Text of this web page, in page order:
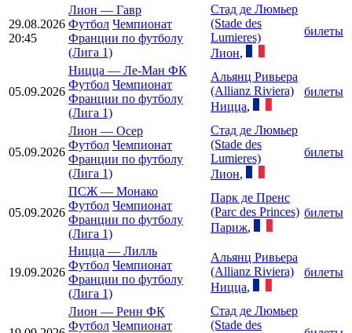
29.08.2026
20:45
Лион — Гавр
Футбол Чемпионат
Франции по футболу
(Лига 1)
Стад де Люмьер
(Stade des
Lumieres)
Лион,
билеты
05.09.2026
Ницца — Ле-Ман ФК
Футбол Чемпионат
Франции по футболу
(Лига 1)
Альянц Ривьера
(Allianz Riviera)
Ницца,
билеты
05.09.2026
Лион — Осер
Футбол Чемпионат
Франции по футболу
(Лига 1)
Стад де Люмьер
(Stade des
Lumieres)
Лион,
билеты
05.09.2026
ПСЖ — Монако
Футбол Чемпионат
Франции по футболу
(Лига 1)
Парк де Пренс
(Parc des Princes)
Париж,
билеты
19.09.2026
Ницца — Лилль
Футбол Чемпионат
Франции по футболу
(Лига 1)
Альянц Ривьера
(Allianz Riviera)
Ницца,
билеты
Лион — Ренн ФК
Футбол Чемпионат
Стад де Люмьер
(Stade des